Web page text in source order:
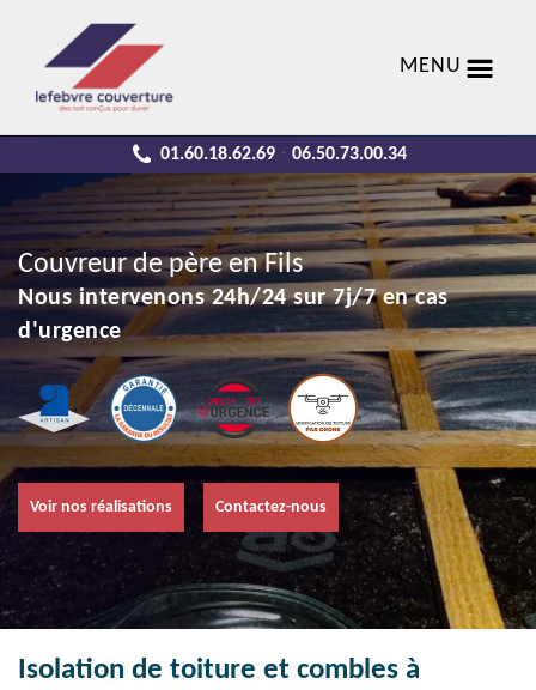
MENU
01.60.18.62.69 - 06.50.73.00.34
Couvreur de père en Fils
Nous intervenons 24h/24 sur 7j/7 en cas
d'urgence
Voir nos réalisations Contactez-nous
Isolation de toiture et combles à